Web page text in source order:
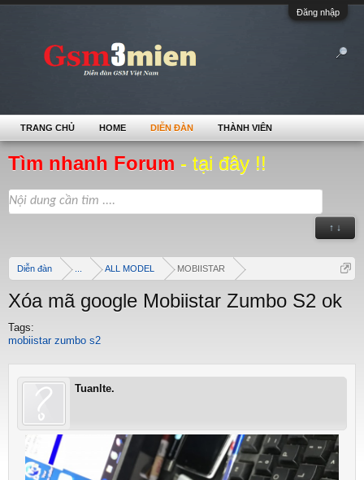
Đăng nhập
Tìm nhanh Forum - tại đây !!
↑ ↓
Diễn đàn ALL MODEL MOBIISTAR
Xóa mã google Mobiistar Zumbo S2 ok
Tags:
mobiistar zumbo s2
Tuanlte.
TRANG CHỦ HOME DIỄN ĐÀN THÀNH VIÊN